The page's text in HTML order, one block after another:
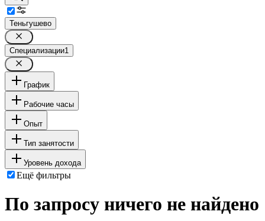
Теньгушево
Специализации1
График
Рабочие часы
Опыт
Тип занятости
Уровень дохода
Ещё фильтры
По запросу ничего не найдено